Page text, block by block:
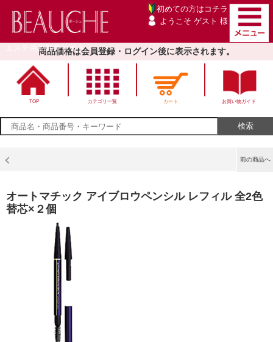
エステ用品卸売サイト
初めての方は コチラ
ようこそ ゲスト 様
商品価格は会員登録・ログイン後に表示されます。
TOP カテゴリ一覧 カート お買い物ガイド
前の商品へ
オートマチック アイブロウペンシル レフィル 全2色
替芯×２個